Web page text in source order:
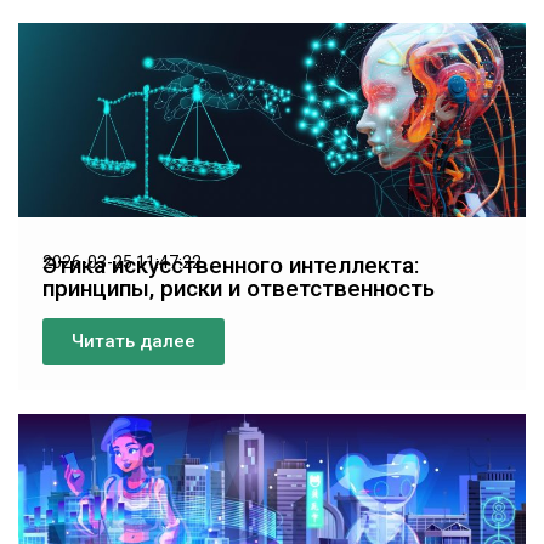
2026-03-25 11:47:22
Этика искусственного интеллекта:
принципы, риски и ответственность
Читать далее